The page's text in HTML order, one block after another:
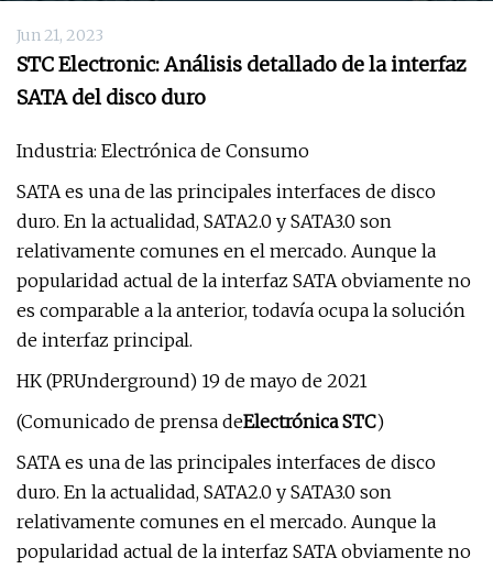
Jun 21, 2023
STC Electronic: Análisis detallado de la interfaz
SATA del disco duro
Industria: Electrónica de Consumo
SATA es una de las principales interfaces de disco
duro. En la actualidad, SATA2.0 y SATA3.0 son
relativamente comunes en el mercado. Aunque la
popularidad actual de la interfaz SATA obviamente no
es comparable a la anterior, todavía ocupa la solución
de interfaz principal.
HK (PRUnderground) 19 de mayo de 2021
(Comunicado de prensa deElectrónica STC)
SATA es una de las principales interfaces de disco
duro. En la actualidad, SATA2.0 y SATA3.0 son
relativamente comunes en el mercado. Aunque la
popularidad actual de la interfaz SATA obviamente no